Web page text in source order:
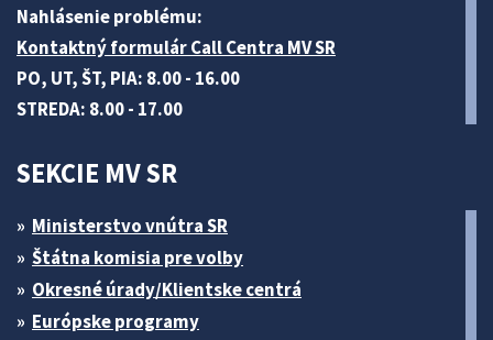
Nahlásenie problému:
Kontaktný formulár Call Centra MV SR
PO, UT, ŠT, PIA: 8.00 - 16.00
STREDA: 8.00 - 17.00
SEKCIE MV SR
Ministerstvo vnútra SR
Štátna komisia pre volby
Okresné úrady/Klientske centrá
Európske programy